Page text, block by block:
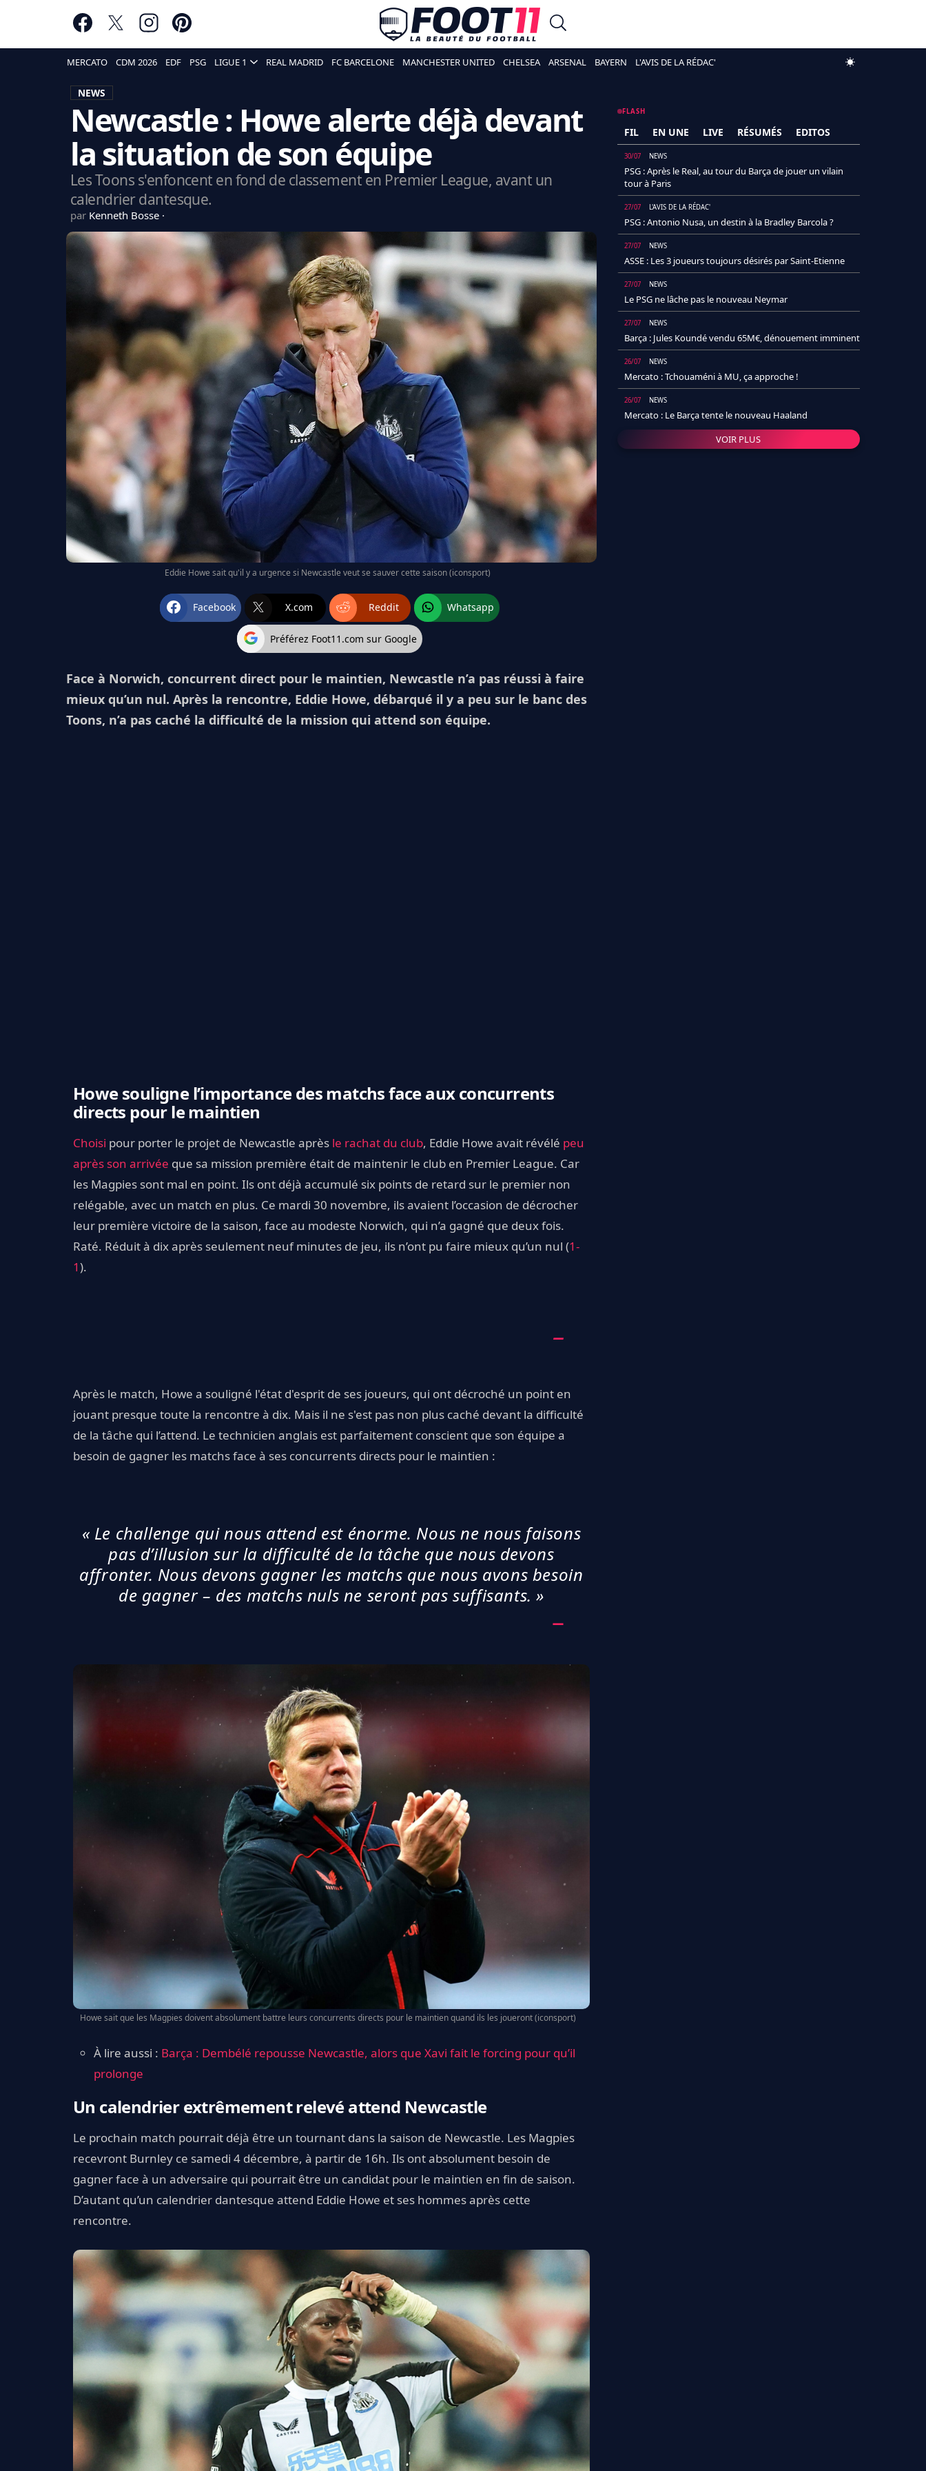
MERCATO CDM 2026 EDF PSG LIGUE 1 REAL MADRID FC BARCELONE MANCHESTER UNITED CHELSEA ARSENAL BAYERN L'AVIS DE LA RÉDAC'
NEWS
Newcastle : Howe alerte déjà devant
la situation de son équipe
Les Toons s'enfoncent en fond de classement en Premier League, avant un
calendrier dantesque.
par Kenneth Bosse
Eddie Howe sait qu'il y a urgence si Newcastle veut se sauver cette saison (iconsport)
Facebook X.com Reddit Whatsapp
Préférez Foot11.com sur Google
Face à Norwich, concurrent direct pour le maintien, Newcastle n’a pas réussi à faire
mieux qu’un nul. Après la rencontre, Eddie Howe, débarqué il y a peu sur le banc des
Toons, n’a pas caché la difficulté de la mission qui attend son équipe.
Howe souligne l’importance des matchs face aux concurrents
directs pour le maintien
Choisi pour porter le projet de Newcastle après le rachat du club, Eddie Howe avait révélé peu
après son arrivée que sa mission première était de maintenir le club en Premier League. Car
les Magpies sont mal en point. Ils ont déjà accumulé six points de retard sur le premier non
relégable, avec un match en plus. Ce mardi 30 novembre, ils avaient l’occasion de décrocher
leur première victoire de la saison, face au modeste Norwich, qui n’a gagné que deux fois.
Raté. Réduit à dix après seulement neuf minutes de jeu, ils n’ont pu faire mieux qu’un nul (1-
1).
Après le match, Howe a souligné l'état d'esprit de ses joueurs, qui ont décroché un point en
jouant presque toute la rencontre à dix. Mais il ne s'est pas non plus caché devant la difficulté
de la tâche qui l’attend. Le technicien anglais est parfaitement conscient que son équipe a
besoin de gagner les matchs face à ses concurrents directs pour le maintien :
« Le challenge qui nous attend est énorme. Nous ne nous faisons
pas d’illusion sur la difficulté de la tâche que nous devons
affronter. Nous devons gagner les matchs que nous avons besoin
de gagner – des matchs nuls ne seront pas suffisants. »
Howe sait que les Magpies doivent absolument battre leurs concurrents directs pour le maintien quand ils les joueront (iconsport)
À lire aussi : Barça : Dembélé repousse Newcastle, alors que Xavi fait le forcing pour qu’il
prolonge
Un calendrier extrêmement relevé attend Newcastle
Le prochain match pourrait déjà être un tournant dans la saison de Newcastle. Les Magpies
recevront Burnley ce samedi 4 décembre, à partir de 16h. Ils ont absolument besoin de
gagner face à un adversaire qui pourrait être un candidat pour le maintien en fin de saison.
D’autant qu’un calendrier dantesque attend Eddie Howe et ses hommes après cette
rencontre.
FLASH
FIL EN UNE LIVE RÉSUMÉS EDITOS
30/07 NEWS
PSG : Après le Real, au tour du Barça de jouer un vilain
tour à Paris
27/07 L'AVIS DE LA RÉDAC'
PSG : Antonio Nusa, un destin à la Bradley Barcola ?
27/07 NEWS
ASSE : Les 3 joueurs toujours désirés par Saint-Etienne
27/07 NEWS
Le PSG ne lâche pas le nouveau Neymar
27/07 NEWS
Barça : Jules Koundé vendu 65M€, dénouement imminent
26/07 NEWS
Mercato : Tchouaméni à MU, ça approche !
26/07 NEWS
Mercato : Le Barça tente le nouveau Haaland
VOIR PLUS